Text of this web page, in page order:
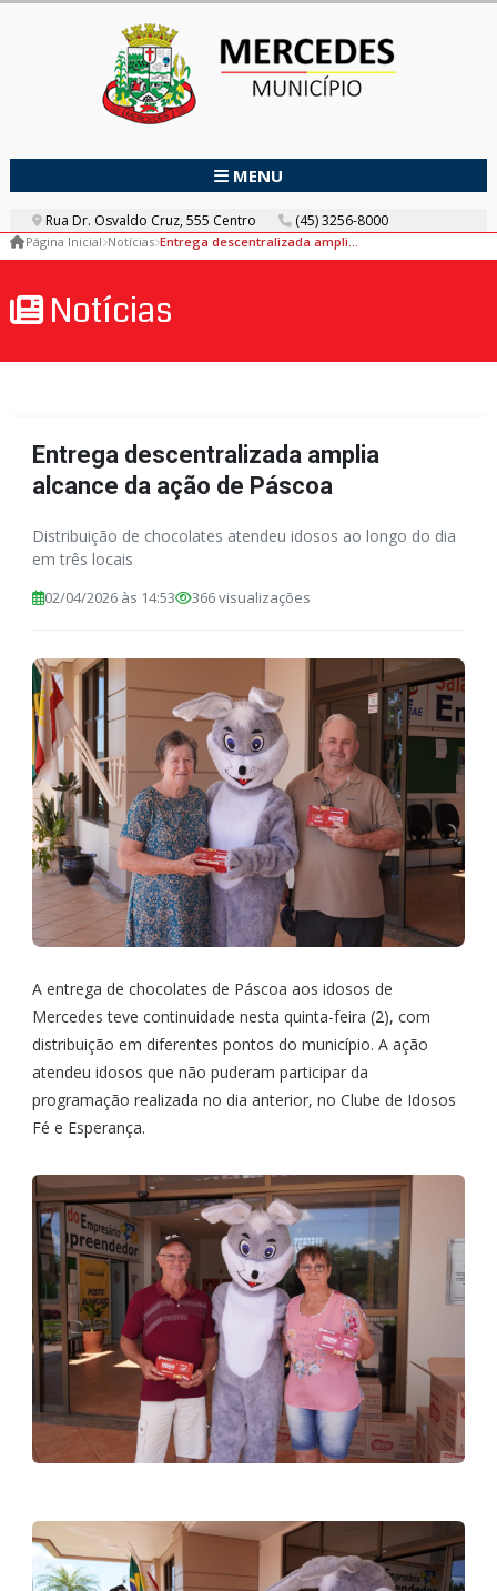
MENU
Rua Dr. Osvaldo Cruz, 555 Centro (45) 3256-8000
Página Inicial Notícias Entrega descentralizada amplia alcance da ação de Páscoa
Notícias
Entrega descentralizada amplia
alcance da ação de Páscoa
Distribuição de chocolates atendeu idosos ao longo do dia
em três locais
02/04/2026 às 14:53 366 visualizações
A entrega de chocolates de Páscoa aos idosos de
Mercedes teve continuidade nesta quinta-feira (2), com
distribuição em diferentes pontos do município. A ação
atendeu idosos que não puderam participar da
programação realizada no dia anterior, no Clube de Idosos
Fé e Esperança.